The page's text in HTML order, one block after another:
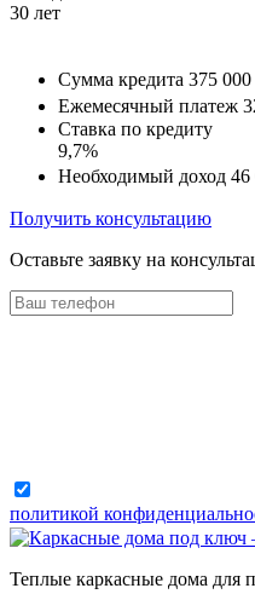
30 лет
Сумма кредита 375
Ежемесячный платеж
Ставка по кредиту
9,7%
Необходимый доход 46
Получить консультацию
Оставьте заявку на
политикой
Теплые каркасные дома для